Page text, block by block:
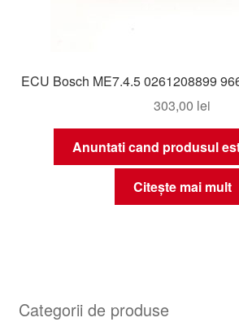
ECU Bosch ME7.4.5 0261208899
303,00 lei
Anuntati cand produsul
Citește mai mult
Categorii de produse